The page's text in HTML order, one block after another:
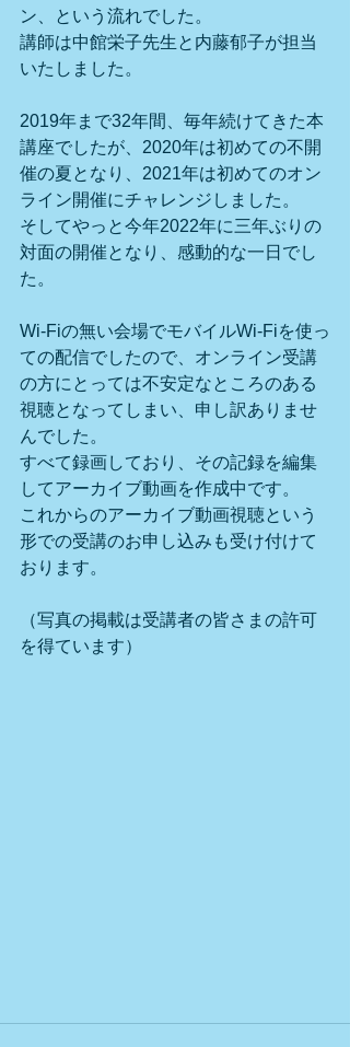
ン、という流れでした。
講師は中館栄子先生と内藤郁子が担当
いたしました。
2019年まで32年間、毎年続けてきた本
講座でしたが、2020年は初めての不開
催の夏となり、2021年は初めてのオン
ライン開催にチャレンジしました。
そしてやっと今年2022年に三年ぶりの
対面の開催となり、感動的な一日でし
た。
Wi-Fiの無い会場でモバイルWi-Fiを使っ
ての配信でしたので、オンライン受講
の方にとっては不安定なところのある
視聴となってしまい、申し訳ありませ
んでした。
すべて録画しており、その記録を編集
してアーカイブ動画を作成中です。
これからのアーカイブ動画視聴という
形での受講のお申し込みも受け付けて
おります。
（写真の掲載は受講者の皆さまの許可
を得ています）